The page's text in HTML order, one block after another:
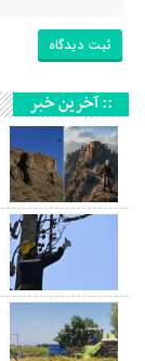
:: آخرین خبر